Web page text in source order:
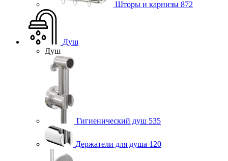
Шторы и карнизы 872
Душ
Душ
Гигиенический душ 535
Держатели для душа 120